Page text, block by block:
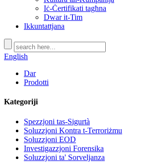
Iċ-Ċertifikati tagħna
Dwar it-Tim
Ikkuntattjana
English
Dar
Prodotti
Kategoriji
Spezzjoni tas-Sigurtà
Soluzzjoni Kontra t-Terroriżmu
Soluzzjoni EOD
Investigazzjoni Forensika
Soluzzjoni ta' Sorveljanza